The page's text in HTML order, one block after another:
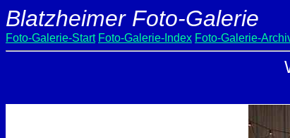
Blatzheimer Foto-Galerie
Foto-Galerie-Start Foto-Galerie-Index Foto-Galerie-